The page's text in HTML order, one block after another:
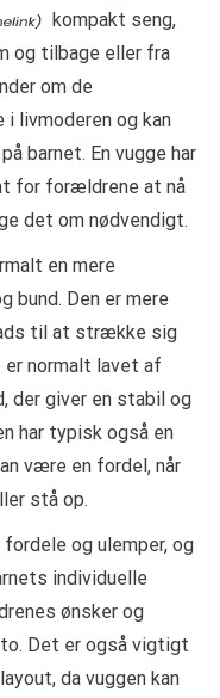
kompakt seng,
og tilbage eller fra
om de
livmoderen og kan
barnet. En vugge har
for forældrene at nå
det om nødvendigt.
en mere
bund. Den er mere
til at strække sig
er normalt lavet af
der giver en stabil og
har typisk også en
være en fordel, når
stå op.
og ulemper, og
individuelle
ønsker og
Det er også vigtigt
da vuggen kan